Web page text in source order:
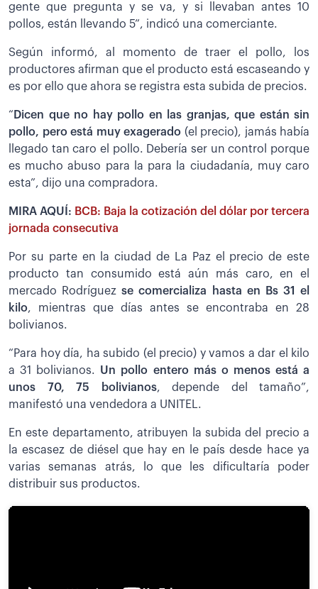
gente que pregunta y se va, y si llevaban antes 10
pollos, están llevando 5”, indicó una comerciante.
Según informó, al momento de traer el pollo, los
productores afirman que el producto está escaseando y
es por ello que ahora se registra esta subida de precios.
“ Dicen que no hay pollo en las granjas, que están sin
pollo, pero está muy exagerado (el precio), jamás había
llegado tan caro el pollo. Debería ser un control porque
es mucho abuso para la para la ciudadanía, muy caro
esta”, dijo una compradora.
MIRA AQUÍ: BCB: Baja la cotización del dólar por tercera
jornada consecutiva
Por su parte en la ciudad de La Paz el precio de este
producto tan consumido está aún más caro, en el
mercado Rodríguez se comercializa hasta en Bs 31 el
kilo, mientras que días antes se encontraba en 28
bolivianos.
“Para hoy día, ha subido (el precio) y vamos a dar el kilo
a 31 bolivianos. Un pollo entero más o menos está a
unos 70, 75 bolivianos, depende del tamaño”,
manifestó una vendedora a UNITEL.
En este departamento, atribuyen la subida del precio a
la escasez de diésel que hay en le país desde hace ya
varias semanas atrás, lo que les dificultaría poder
distribuir sus productos.